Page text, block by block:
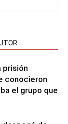
prisión
conocieron
el grupo que